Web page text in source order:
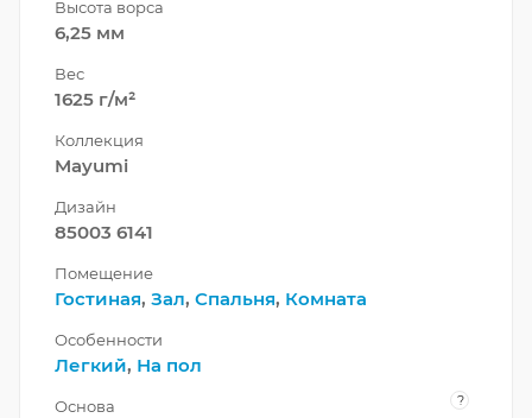
Высота ворса
6,25 мм
Вес
1625 г/м²
Коллекция
Mayumi
Дизайн
85003 6141
Помещение
Гостиная, Зал, Спальня, Комната
Особенности
Легкий, На пол
Основа ?